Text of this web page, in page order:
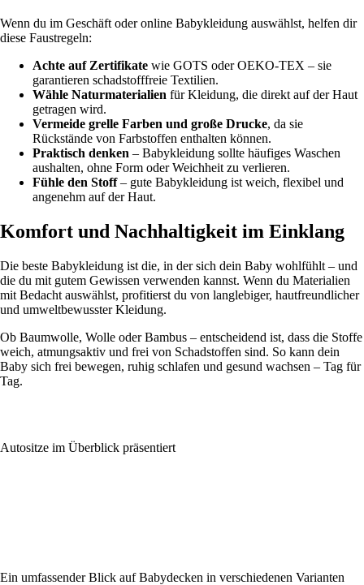
Wenn du im Geschäft oder online Babykleidung auswählst, helfen dir
diese Faustregeln:
Achte auf Zertifikate wie GOTS oder OEKO-TEX – sie
garantieren schadstofffreie Textilien.
Wähle Naturmaterialien für Kleidung, die direkt auf der Haut
getragen wird.
Vermeide grelle Farben und große Drucke, da sie
Rückstände von Farbstoffen enthalten können.
Praktisch denken – Babykleidung sollte häufiges Waschen
aushalten, ohne Form oder Weichheit zu verlieren.
Fühle den Stoff– gute Babykleidung ist weich, flexibel und
angenehm auf der Haut.
Komfort und Nachhaltigkeit im Einklang
Die beste Babykleidung ist die, in der sich dein Baby wohlfühlt – und
die du mit gutem Gewissen verwenden kannst. Wenn du Materialien
mit Bedacht auswählst, profitierst du von langlebiger, hautfreundlicher
und umweltbewusster Kleidung.
Ob Baumwolle, Wolle oder Bambus – entscheidend ist, dass die Stoffe
weich, atmungsaktiv und frei von Schadstoffen sind. So kann dein
Baby sich frei bewegen, ruhig schlafen und gesund wachsen – Tag für
Tag.
Autositze im Überblick präsentiert
Ein umfassender Blick auf Babydecken in verschiedenen Varianten